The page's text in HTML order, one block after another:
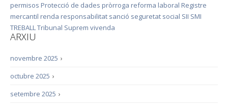
permisos Protecció de dades pròrroga reforma laboral Registre
mercantil renda responsabilitat sanció seguretat social SII SMI
TREBALLTribunal Suprem vivenda
ARXIU
›
novembre 2025
›
octubre 2025
›
setembre 2025